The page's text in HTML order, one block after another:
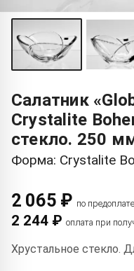
Салатник
Crystalite
стекло. 250
Форма: Crystalite
2 065 ₽ по предоплате
2 244 ₽ оплата при
Хрустальное стекло.